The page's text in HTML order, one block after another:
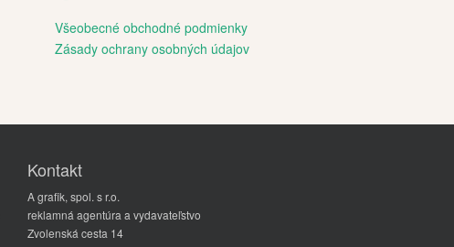
Všeobecné obchodné podmienky
Zásady ochrany osobných údajov
Kontakt
A grafik, spol. s r.o.
reklamná agentúra a vydavateľstvo
Zvolenská cesta 14